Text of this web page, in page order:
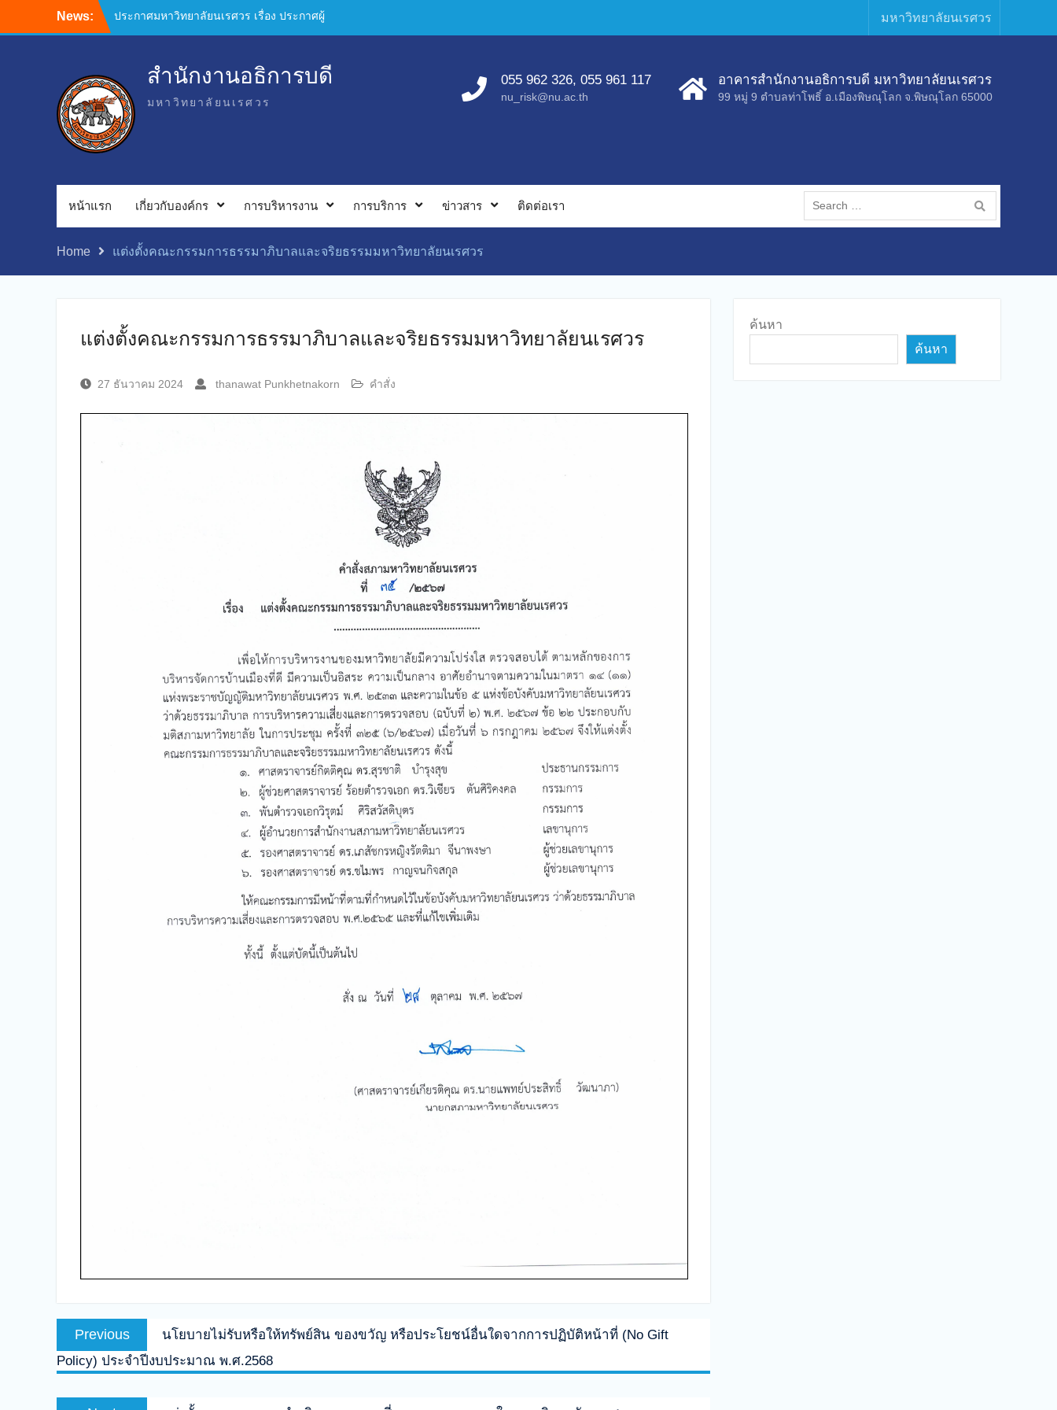
News:
ประกาศมหาวิทยาลัยนเรศวร เรื่อง ประกาศผู้
ชนะการเสนอราคา เช่าเครื่องถ่ายเอกสาร
เดือนตุลาคม พฤศจิกายน 2568 จำนวน 1
งาน ของสำนักงานอธิการบดี โดยวิธีเฉพาะ
เจาะจง
ประกาศมหาวิทยาลัยนเรศวร เรื่อง ประกาศผู้
ชนะการเสนอราคา จ้างบำรุงรักษาโปรแกรม
งาน ของกองบริการเทคโนโลยีสารสนเทศ
และการสื่อสาร โดยวิธีเฉพาะเจาะจง
ชนะการเสนอราคา จ้างเหมาบำรุงรักษา
ระบบเครื่องสำรองไฟฟ้าห้องข้อมูลศูนย์กลาง
ของ มหาวิทยาลัย จำนวน 1 งาน ของกอง
มหาวิทยาลัยนเรศวร
สำนักงานอธิการบดี
มหาวิทยาลัยนเรศวร
055 962 326, 055 961 117
nu_risk@nu.ac.th
อาคารสำนักงานอธิการบดี มหาวิทยาลัยนเรศวร
99 หมู่ 9 ตำบลท่าโพธิ์ อ.เมืองพิษณุโลก จ.พิษณุโลก 65000
หน้าแรก เกี่ยวกับองค์กร การบริหารงาน การบริการ ข่าวสาร ติดต่อเรา
Home แต่งตั้งคณะกรรมการธรรมาภิบาลและจริยธรรมมหาวิทยาลัยนเรศวร
แต่งตั้งคณะกรรมการธรรมาภิบาลและจริยธรรมมหาวิทยาลัยนเรศวร
27 ธันวาคม 2024 thanawat Punkhetnakorn คำสั่ง
Previous
นโยบายไม่รับหรือให้ทรัพย์สิน ของขวัญ หรือประโยชน์อื่นใดจากการปฏิบัติหน้าที่ (No Gift
Policy) ประจำปีงบประมาณ พ.ศ.2568
ค้นหา
ค้นหา